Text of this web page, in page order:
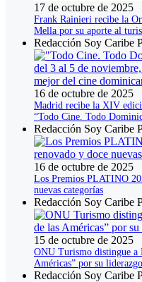
17 de octubre de 2025
Frank Rainieri recibe la
Mella por su aporte al
Redacción Soy Caribe
16 de octubre de 2025
Madrid recibe la XIV
“Todo Cine. Todo
Redacción Soy Caribe
16 de octubre de 2025
Los Premios PLATINO
nuevas categorías
Redacción Soy Caribe
15 de octubre de 2025
ONU Turismo distingue a
Américas” por su
Redacción Soy Caribe